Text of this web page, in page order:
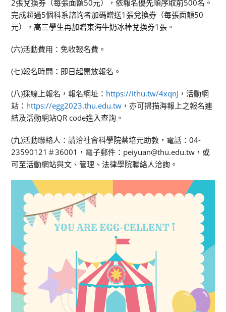
2張兌換券（每張面額50元），依報名優先順序取前500名。
完成超過5個科系諮詢者加碼贈送1張兌換券（每張面額50
元），高三學生再加贈東海牛奶冰棒兌換券1張。
(六)活動費用：免收報名費。
(七)報名時間：即日起開放報名。
(八)採線上報名，報名網址： https://ithu.tw/4xqnJ ，活動網
站： https://egg2023.thu.edu.tw ，亦可掃描海報上之報名連
結及活動網站QR code進入查詢。
(九)活動聯絡人：請洽社會科學院蔡培元助教，電話：04-
23590121＃36001，電子郵件：peiyuan@thu.edu.tw，或
可至活動網站與文、管理、法律學院聯絡人洽詢。